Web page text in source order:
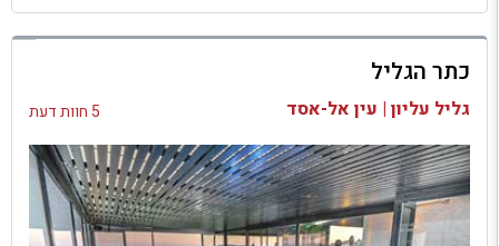
למתחם זה
בדיקת זמינות ומחירים
כתר הגליל
גליל עליון | עין אל-אסד 5 חוות דעת